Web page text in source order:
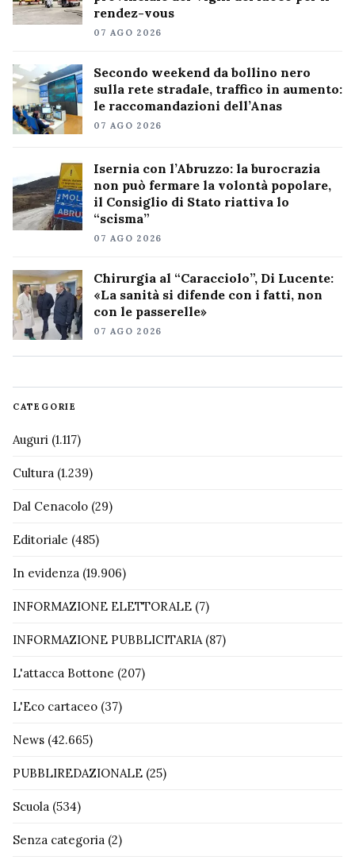
rendez-vous
07 AGO 2026
Secondo weekend da bollino nero
sulla rete stradale, traffico in aumento:
le raccomandazioni dell’Anas
07 AGO 2026
Isernia con l’Abruzzo: la burocrazia
non può fermare la volontà popolare,
il Consiglio di Stato riattiva lo
“scisma”
07 AGO 2026
Chirurgia al “Caracciolo”, Di Lucente:
«La sanità si difende con i fatti, non
con le passerelle»
07 AGO 2026
CATEGORIE
Auguri (1.117)
Cultura (1.239)
Dal Cenacolo (29)
Editoriale (485)
In evidenza (19.906)
INFORMAZIONE ELETTORALE (7)
INFORMAZIONE PUBBLICITARIA (87)
L'attacca Bottone (207)
L'Eco cartaceo (37)
News (42.665)
PUBBLIREDAZIONALE (25)
Scuola (534)
Senza categoria (2)